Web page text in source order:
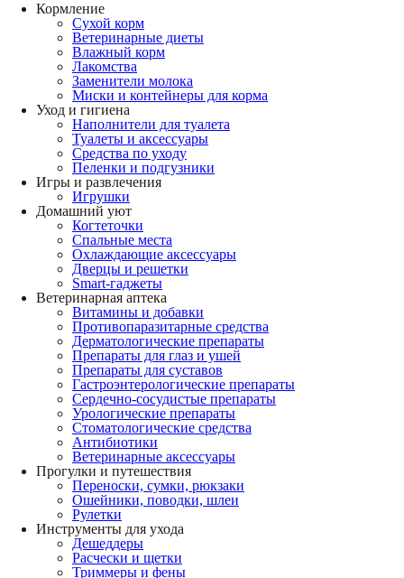
Кормление
Сухой корм
Ветеринарные диеты
Влажный корм
Лакомства
Заменители молока
Миски и контейнеры для корма
Уход и гигиена
Наполнители для туалета
Туалеты и аксессуары
Средства по уходу
Пеленки и подгузники
Игры и развлечения
Игрушки
Домашний уют
Когтеточки
Спальные места
Охлаждающие аксессуары
Дверцы и решетки
Smart-гаджеты
Ветеринарная аптека
Витамины и добавки
Противопаразитарные средства
Дерматологические препараты
Препараты для глаз и ушей
Препараты для суставов
Гастроэнтерологические препараты
Сердечно-сосудистые препараты
Урологические препараты
Стоматологические средства
Антибиотики
Ветеринарные аксессуары
Прогулки и путешествия
Переноски, сумки, рюкзаки
Ошейники, поводки, шлеи
Рулетки
Инструменты для ухода
Дешеддеры
Расчески и щетки
Триммеры и фены